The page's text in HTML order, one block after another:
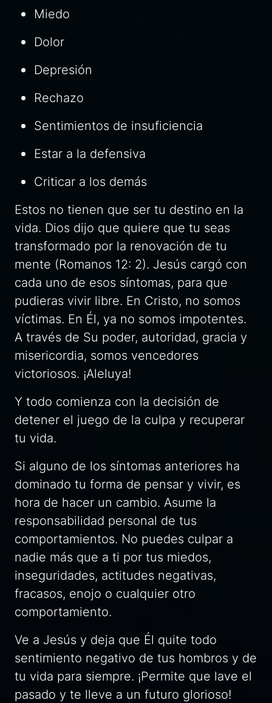
Miedo
Dolor
Depresión
Rechazo
Sentimientos de insuficiencia
Estar a la defensiva
Criticar a los demás
Estos no tienen que ser tu destino en la
vida. Dios dijo que quiere que tu seas
transformado por la renovación de tu
mente (Romanos 12: 2). Jesús cargó con
cada uno de esos síntomas, para que
pudieras vivir libre. En Cristo, no somos
víctimas. En Él, ya no somos impotentes.
A través de Su poder, autoridad, gracia y
misericordia, somos vencedores
victoriosos. ¡Aleluya!
Y todo comienza con la decisión de
detener el juego de la culpa y recuperar
tu vida.
Si alguno de los síntomas anteriores ha
dominado tu forma de pensar y vivir, es
hora de hacer un cambio. Asume la
responsabilidad personal de tus
comportamientos. No puedes culpar a
nadie más que a ti por tus miedos,
inseguridades, actitudes negativas,
fracasos, enojo o cualquier otro
comportamiento.
Ve a Jesús y deja que Él quite todo
sentimiento negativo de tus hombros y de
tu vida para siempre. ¡Permite que lave el
pasado y te lleve a un futuro glorioso!